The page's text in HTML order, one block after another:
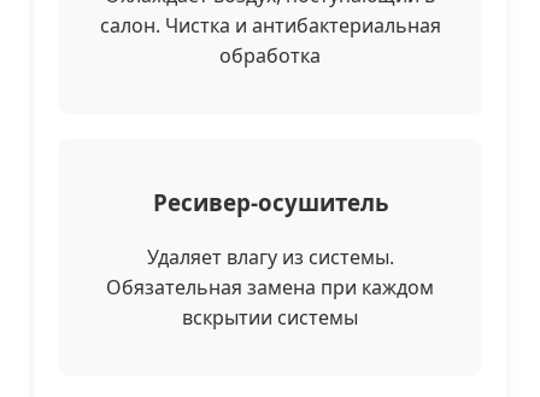
салон. Чистка и антибактериальная
обработка
Ресивер-осушитель
Удаляет влагу из системы.
Обязательная замена при каждом
вскрытии системы